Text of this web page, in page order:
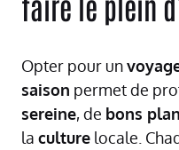
Opter pour un
saison permet de
sereine, de bons
la culture locale.